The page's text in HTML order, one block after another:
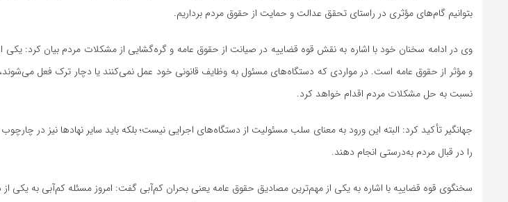
بتوانیم گام‌های مؤثری در راستای تحقق عدالت و حمایت از حقوق مردم برداریم.
وی در ادامه سخنان خود با اشاره به نقش قوه قضاییه در صیانت از حقوق عامه و گره‌گشایی از مشکلات مردم بیان کرد:
و مؤثر از حقوق عامه است. در مواردی که دستگاه‌های مسئول به وظایف قانونی خود عمل نمی‌کنند یا دچار ترک فعل
نسبت به حل مشکلات مردم اقدام خواهد کرد.
جهانگیر تأکید کرد: البته این ورود به معنای سلب مسئولیت از دستگاه‌های اجرایی نیست؛ بلکه باید سایر نهادها نیز در
را در قبال مردم به‌درستی انجام دهند.
سخنگوی قوه قضاییه با اشاره به یکی از مهم‌ترین مصادیق حقوق عامه یعنی بحران کم‌آبی گفت: امروز مسئله کم‌آبی به